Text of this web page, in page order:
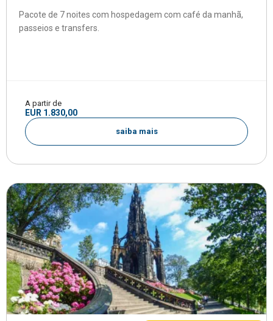
Pacote de 7 noites com hospedagem com café da manhã,
passeios e transfers.
A partir de
EUR 1.830,00
saiba mais